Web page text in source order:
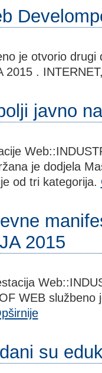
je otvorio drugi
2015 .
javno
je dodjela
od tri kategorija.
2015
WEB službeno
su